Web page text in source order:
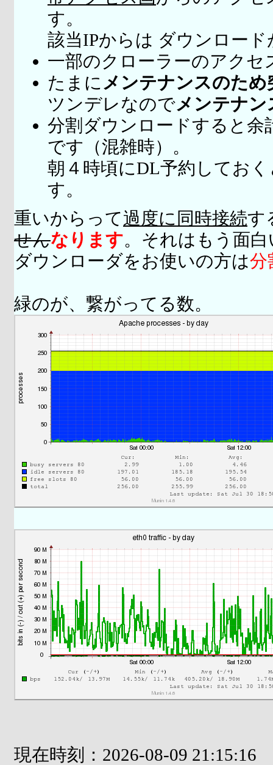
す。
該当IPからは ダウンロー
一部のクローラーのアクセ
たまに メンテナンスのため
ツンデレなのでメンテナ
分割ダウンロードすると余
です（混雑時）。
朝４時頃にDL予約してお
す。
重いからって過度に同時接続す
せんなります。それはもう面
ダウンローダをお使いの方は分
緑のが、繋がってる数。
現在時刻：2026-08-09 21:15:16